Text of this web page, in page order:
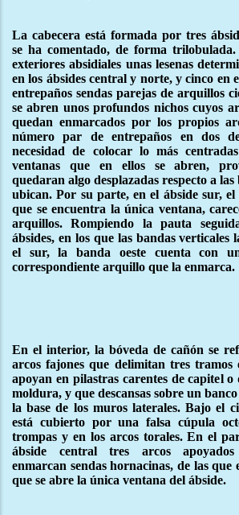
La cabecera está formada por tres
se ha comentado, de forma
exteriores absidiales unas lesenas
en los ábsides central y norte, y cinco en
entrepaños sendas parejas de arquillos
se abren unos profundos nichos cuyos
quedan enmarcados por los propios
número par de entrepaños en dos
necesidad de colocar lo más
ventanas que en ellos se abren,
quedaran algo desplazadas respecto a las
ubican. Por su parte, en el ábside sur,
que se encuentra la única ventana,
arquillos. Rompiendo la pauta
ábsides, en los que las bandas verticales
el sur, la banda oeste cuenta con
correspondiente arquillo que la enmarca.
En el interior, la bóveda de cañón se
arcos fajones que delimitan tres tramos
apoyan en pilastras carentes de capitel
moldura, y que descansas sobre un
la base de los muros laterales. Bajo el
está cubierto por una falsa cúpula
trompas y en los arcos torales. En el
ábside central tres arcos apoyados
enmarcan sendas hornacinas, de las que
que se abre la única ventana del ábside.